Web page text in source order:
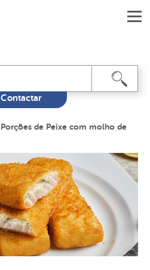
Contactar
Porções de Peixe com molho de